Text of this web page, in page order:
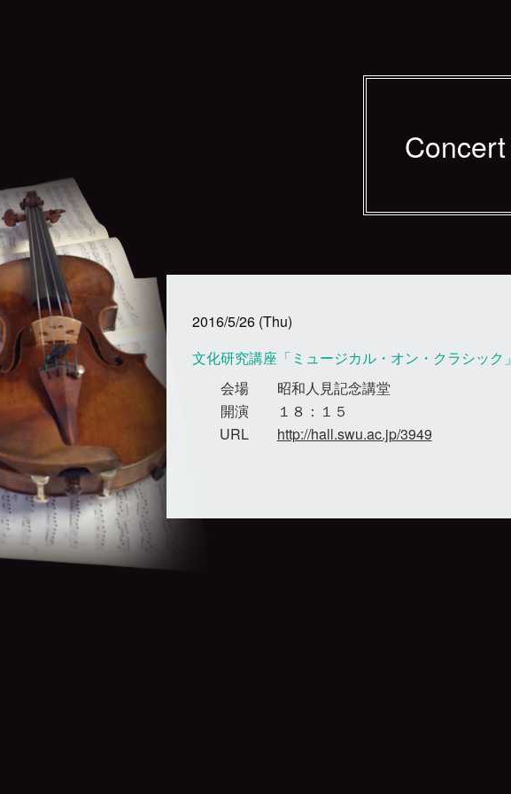
Concert
2016/5/26 (Thu)
文化研究講座「ミュージカル・オン・クラシック」
会場
昭和人見記念講堂
開演
１８：１５
URL
http://hall.swu.ac.jp/3949